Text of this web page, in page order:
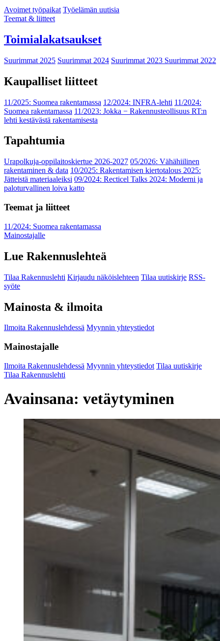
Avoimet työpaikat Työelämän uutisia
Teemat & liitteet
Toimialakatsaukset
Suurimmat 2025 Suurimmat 2024 Suurimmat 2023 Suurimmat 2022
Kaupalliset liitteet
11/2025: Suomea rakentamassa 12/2024: INFRA-lehti 11/2024:
Suomea rakentamassa 11/2023: Jokka − Rakennusteollisuus RT:n
lehti kestävästä rakentamisesta
Tapahtumia
Urapolkuja-oppilaitoskiertue 2026-2027 05/2026: Vähähiilinen
rakentaminen & data 10/2025: Rakentamisen kiertotalous 2025:
Jätteistä materiaaleiksi 09/2024: Recticel Talks 2024: Moderni ja
paloturvallinen loiva katto
Teemat ja liitteet
11/2024: Suomea rakentamassa
Mainostajalle
Lue Rakennuslehteä
Tilaa Rakennuslehti Kirjaudu näköislehteen Tilaa uutiskirje RSS-
syöte
Mainosta & ilmoita
Ilmoita Rakennuslehdessä Myynnin yhteystiedot
Mainostajalle
Ilmoita Rakennuslehdessä Myynnin yhteystiedot Tilaa uutiskirje
Tilaa Rakennuslehti
Avainsana: vetäytyminen